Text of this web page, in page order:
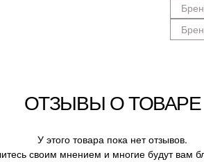
ОТЗЫВЫ О ТОВАРЕ
У этого товара пока нет отзывов.
своим мнением и многие будут вам